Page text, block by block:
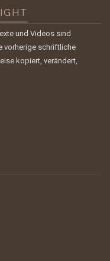
und Videos sind
vorherige schriftliche
kopiert, verändert,